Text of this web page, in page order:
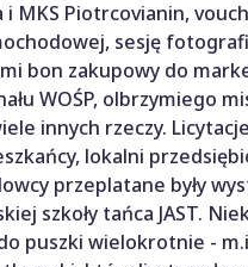
i MKS Piotrcovianin,
sesję
bon zakupowy do
WOŚP, olbrzymiego
innych rzeczy.
lokalni
przeplatane były
szkoły tańca JAST.
puszki wielokrotnie -